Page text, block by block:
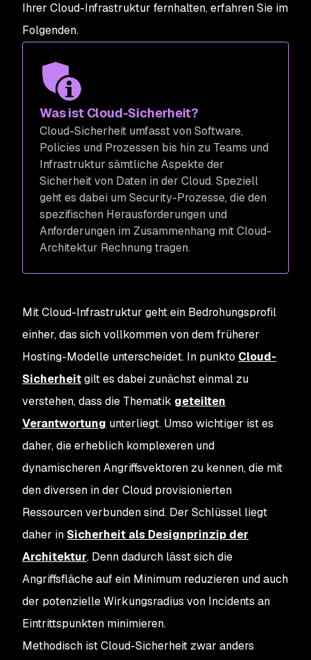
Ihrer Cloud-Infrastruktur fernhalten, erfahren Sie im
Folgenden.
Was ist Cloud-Sicherheit?
Cloud-Sicherheit umfasst von Software,
Policies und Prozessen bis hin zu Teams und
Infrastruktur sämtliche Aspekte der
Sicherheit von Daten in der Cloud. Speziell
geht es dabei um Security-Prozesse, die den
spezifischen Herausforderungen und
Anforderungen im Zusammenhang mit Cloud-
Architektur Rechnung tragen.
Mit Cloud-Infrastruktur geht ein Bedrohungsprofil
einher, das sich vollkommen von dem früherer
Hosting-Modelle unterscheidet. In punkto Cloud-
Sicherheitgilt es dabei zunächst einmal zu
verstehen, dass die Thematik geteilten
Verantwortung unterliegt. Umso wichtiger ist es
daher, die erheblich komplexeren und
dynamischeren Angriffsvektoren zu kennen, die mit
den diversen in der Cloud provisionierten
Ressourcen verbunden sind. Der Schlüssel liegt
daher in Sicherheit als Designprinzip der
Architektur. Denn dadurch lässt sich die
Angriffsfläche auf ein Minimum reduzieren und auch
der potenzielle Wirkungsradius von Incidents an
Eintrittspunkten minimieren.
Methodisch ist Cloud-Sicherheit zwar anders